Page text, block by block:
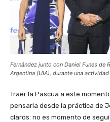
Fernández junto con Daniel Funes
Argentina (UIA), durante una
Traer la Pascua a este
pensarla desde la práctica de
claros: no es momento de